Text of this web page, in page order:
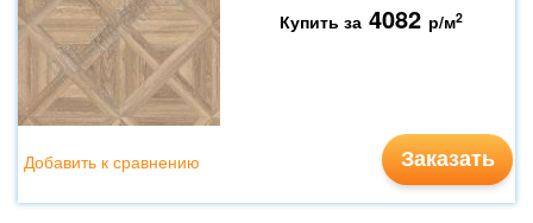
Купить за 4082 р/м2
Заказать
Добавить к сравнению